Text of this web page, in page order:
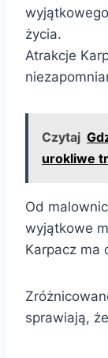
życia.
Atrakcje
Czytaj
urokliwe
Od
wyjątkowe
Karpacz ma
sprawiają,